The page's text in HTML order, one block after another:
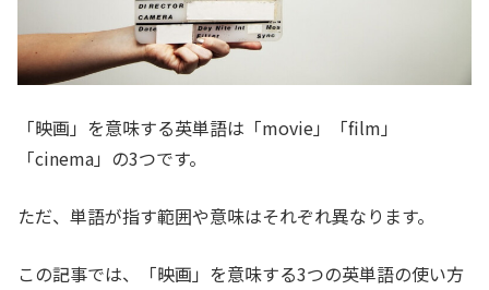
「映画」を意味する英単語は「movie」「film」
「cinema」の3つです。
ただ、単語が指す範囲や意味はそれぞれ異なります。
この記事では、「映画」を意味する3つの英単語の使い方